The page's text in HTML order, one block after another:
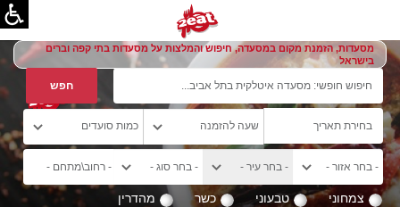
מסעדות, הזמנת מקום במסעדה, חיפוש והמלצות על מסעדות בתי קפה וברים
בישראל
צמחוני טבעוני כשר מהדרין